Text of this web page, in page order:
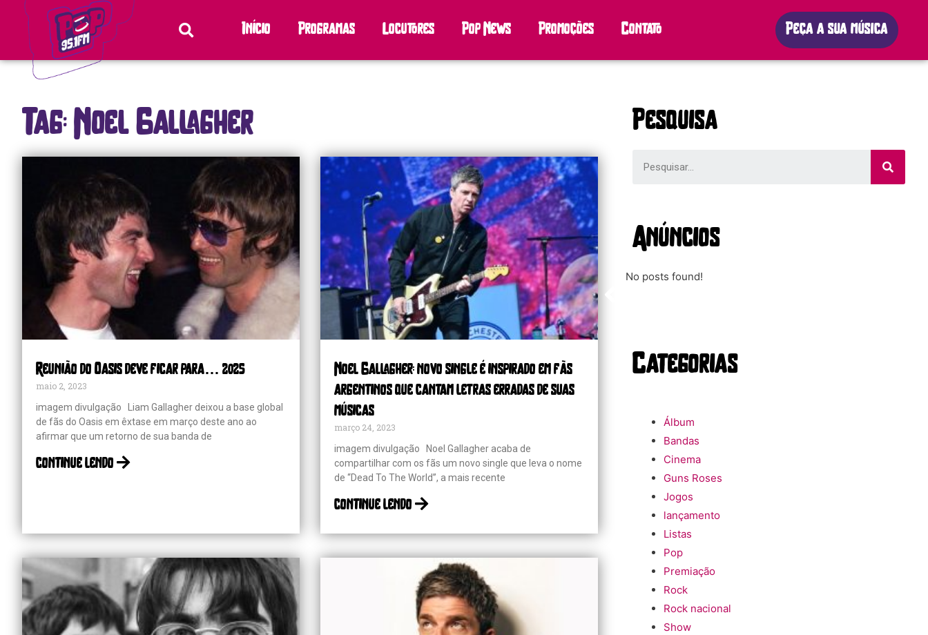
Início Programas Locutores Pop News Promoções Contato Peça a sua música
Tag: Noel Gallagher
Reunião do Oasis deve ficar para… 2025
maio 2, 2023
imagem divulgação Liam Gallagher deixou a base global
de fãs do Oasis em êxtase em março deste ano ao
afirmar que um retorno de sua banda de
continue lendo
Noel Gallagher: novo single é inspirado em fãs
argentinos que cantam letras erradas de suas
músicas
março 24, 2023
imagem divulgação Noel Gallagher acaba de
compartilhar com os fãs um novo single que leva o nome
de “Dead To The World”, a mais recente
continue lendo
Pesquisa
Anúncios
No posts found!
Categorias
Álbum
Bandas
Cinema
Guns Roses
Jogos
lançamento
Listas
Pop
Premiação
Rock
Rock nacional
Show